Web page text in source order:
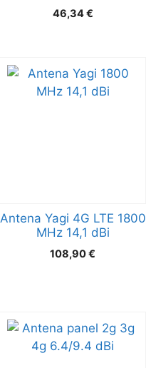
46,34€
Antena Yagi 4G LTE 1800
MHz 14,1 dBi
108,90€